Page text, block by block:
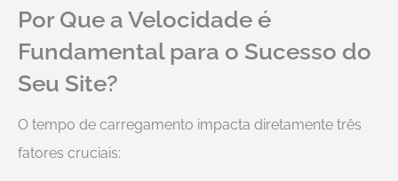
Por Que a Velocidade é
Fundamental para o Sucesso do
Seu Site?
O tempo de carregamento impacta diretamente três
fatores cruciais: